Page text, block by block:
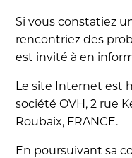
Si vous constatiez
rencontriez des
est invité à en
Le site Internet est
société OVH, 2 rue
Roubaix, FRANCE.
En poursuivant sa